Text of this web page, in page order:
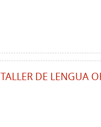
TALLER DE LENGUA